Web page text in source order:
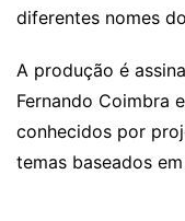
diferentes nomes
A produção é
Fernando Coimbra
conhecidos por
temas baseados